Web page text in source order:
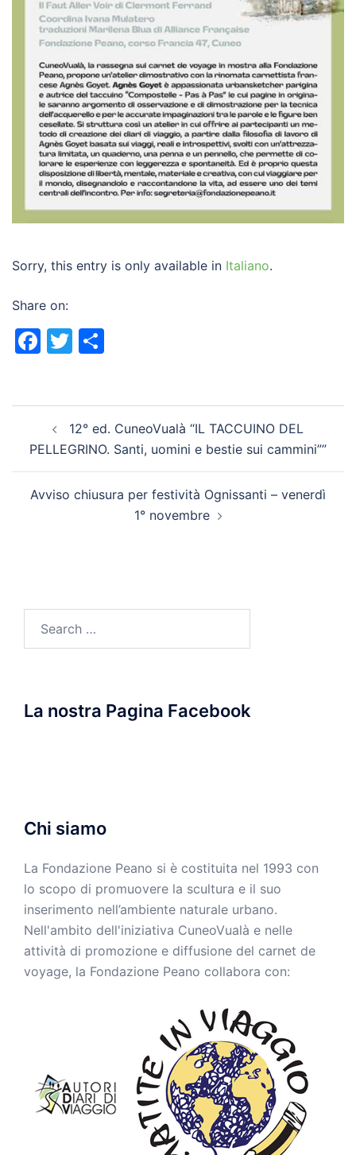
Sorry, this entry is only available in Italiano.
Share on:
Facebook
Twitter
navigation12° ed. CuneoVualà “IL TACCUINO DEL
PELLEGRINO. Santi, uomini e bestie sui cammini””
Avviso chiusura per festività Ognissanti – venerdì
1° novembre
La nostra Pagina Facebook
Chi siamo
La Fondazione Peano si è costituita nel 1993 con
lo scopo di promuovere la scultura e il suo
inserimento nell’ambiente naturale urbano.
Nell'ambito dell'iniziativa CuneoVualà e nelle
attività di promozione e diffusione del carnet de
voyage, la Fondazione Peano collabora con: